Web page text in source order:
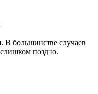
В большинстве случаев
поздно.